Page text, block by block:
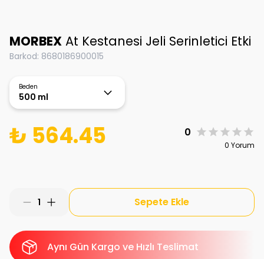
MORBEX At Kestanesi Jeli Serinletici Etki
Barkod: 8680186900015
Beden
500 ml
₺ 564.45 0
0 Yorum
1 Sepete Ekle
Aynı Gün Kargo ve Hızlı Teslimat